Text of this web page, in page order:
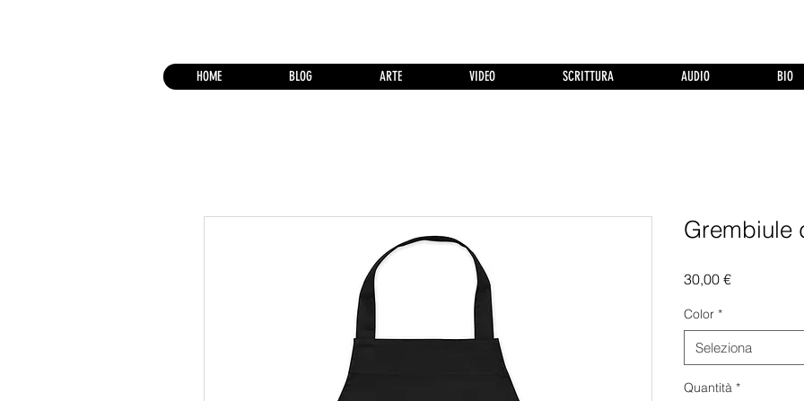
HOME BLOG ARTE VIDEO SCRITTURA AUDIO BIO
Grembiule
30,00 €Prezzo
Color *
Seleziona
Quantità *